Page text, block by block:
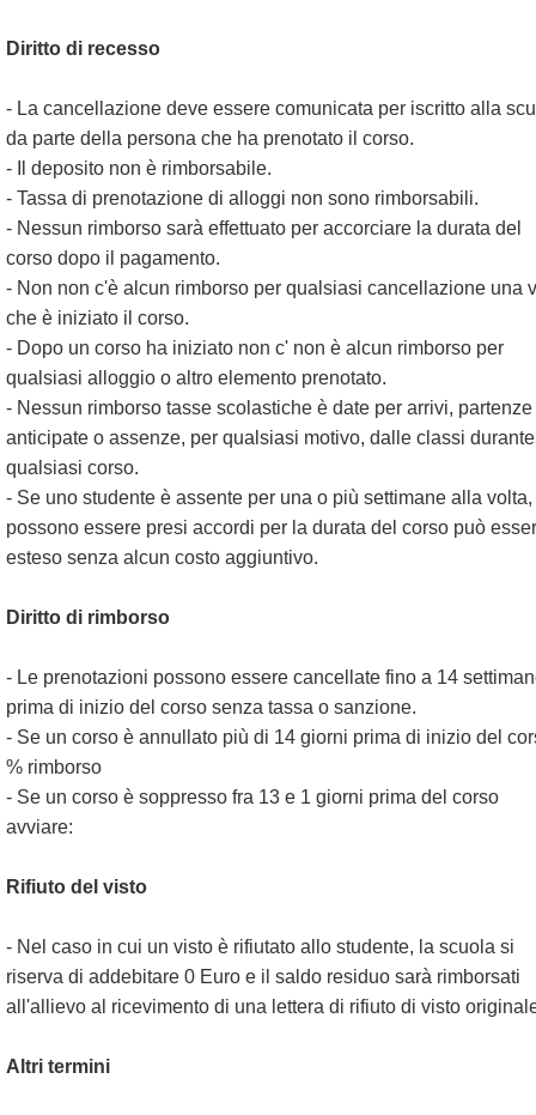
Diritto di recesso
- La cancellazione deve essere comunicata per iscritto alla
da parte della persona che ha prenotato il corso.
- Il deposito non è rimborsabile.
- Tassa di prenotazione di alloggi non sono rimborsabili.
- Nessun rimborso sarà effettuato per accorciare la durata del
corso dopo il pagamento.
- Non non c'è alcun rimborso per qualsiasi cancellazione una
che è iniziato il corso.
- Dopo un corso ha iniziato non c' non è alcun rimborso per
qualsiasi alloggio o altro elemento prenotato.
- Nessun rimborso tasse scolastiche è date per arrivi, partenze
anticipate o assenze, per qualsiasi motivo, dalle classi durante
qualsiasi corso.
- Se uno studente è assente per una o più settimane alla volta,
possono essere presi accordi per la durata del corso può
esteso senza alcun costo aggiuntivo.
Diritto di rimborso
- Le prenotazioni possono essere cancellate fino a 14
prima di inizio del corso senza tassa o sanzione.
- Se un corso è annullato più di 14 giorni prima di inizio del
% rimborso
- Se un corso è soppresso fra 13 e 1 giorni prima del corso
avviare:
Rifiuto del visto
- Nel caso in cui un visto è rifiutato allo studente, la scuola si
riserva di addebitare 0 Euro e il saldo residuo sarà rimborsati
all'allievo al ricevimento di una lettera di rifiuto di visto
Altri termini